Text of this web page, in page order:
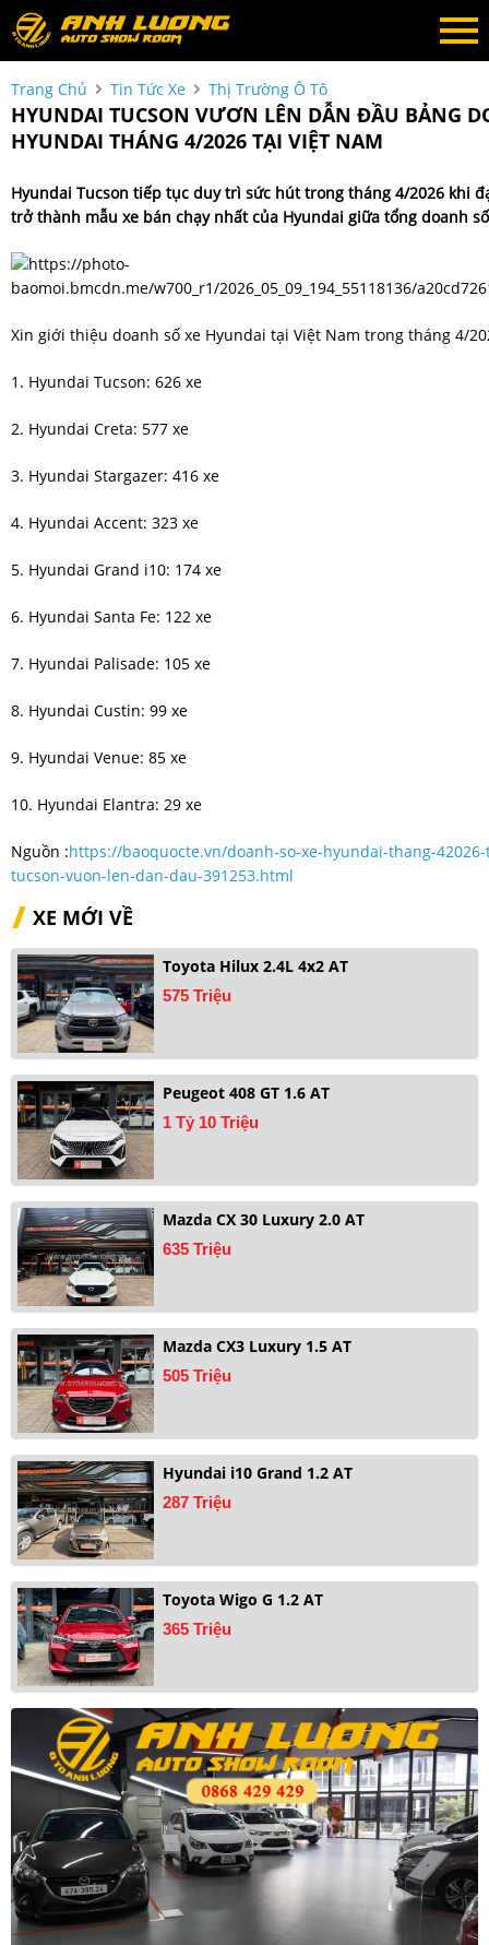
Trang Chủ Tin Tức Xe Thị Trường Ô Tô
HYUNDAI TUCSON VƯƠN LÊN DẪN ĐẦU BẢNG
HYUNDAI THÁNG 4/2026 TẠI VIỆT NAM
Hyundai Tucson tiếp tục duy trì sức hút trong tháng 4/2026 khi
trở thành mẫu xe bán chạy nhất của Hyundai giữa tổng doanh
Xin giới thiệu doanh số xe Hyundai tại Việt Nam trong tháng 4/
1. Hyundai Tucson: 626 xe
2. Hyundai Creta: 577 xe
3. Hyundai Stargazer: 416 xe
4. Hyundai Accent: 323 xe
5. Hyundai Grand i10: 174 xe
6. Hyundai Santa Fe: 122 xe
7. Hyundai Palisade: 105 xe
8. Hyundai Custin: 99 xe
9. Hyundai Venue: 85 xe
10. Hyundai Elantra: 29 xe
Nguồn :https://baoquocte.vn/doanh-so-xe-hyundai-thang-
tucson-vuon-len-dan-dau-391253.html
XE MỚI VỀ
Toyota Hilux 2.4L 4x2 AT
575 Triệu
Peugeot 408 GT 1.6 AT
1 Tỷ 10 Triệu
Mazda CX 30 Luxury 2.0 AT
635 Triệu
Mazda CX3 Luxury 1.5 AT
505 Triệu
Hyundai i10 Grand 1.2 AT
287 Triệu
Toyota Wigo G 1.2 AT
365 Triệu